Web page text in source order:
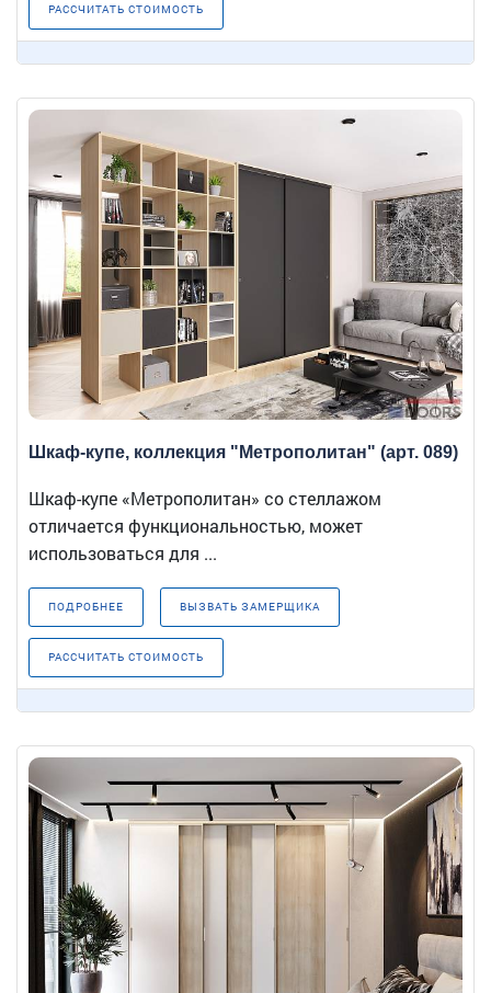
РАССЧИТАТЬ СТОИМОСТЬ
Шкаф-купе, коллекция "Метрополитан" (арт. 089)
Шкаф-купе «Метрополитан» со стеллажом
отличается функциональностью, может
использоваться для ...
ПОДРОБНЕЕ ВЫЗВАТЬ ЗАМЕРЩИКА
РАССЧИТАТЬ СТОИМОСТЬ